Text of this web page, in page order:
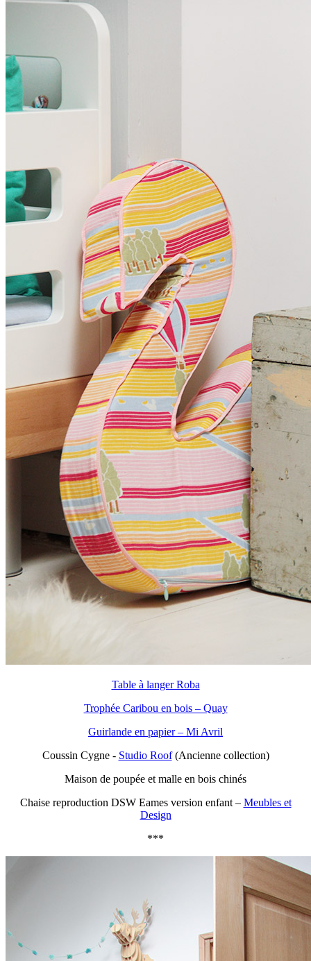
Table à langer Roba
Trophée Caribou en bois – Quay
Guirlande en papier – Mi Avril
Coussin Cygne - Studio Roof(Ancienne collection)
Maison de poupée et malle en bois chinés
Chaise reproduction DSW Eames version enfant – Meubles et
Design
***